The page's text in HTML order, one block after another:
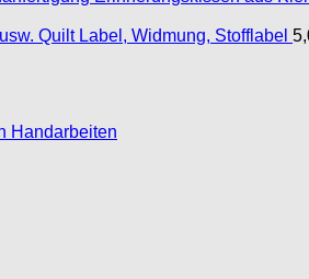
Quilt Label, Widmung, Stofflabel